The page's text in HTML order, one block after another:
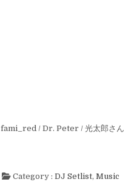
/ Dr. Peter / 光太郎さん
Category : DJ Setlist, Music